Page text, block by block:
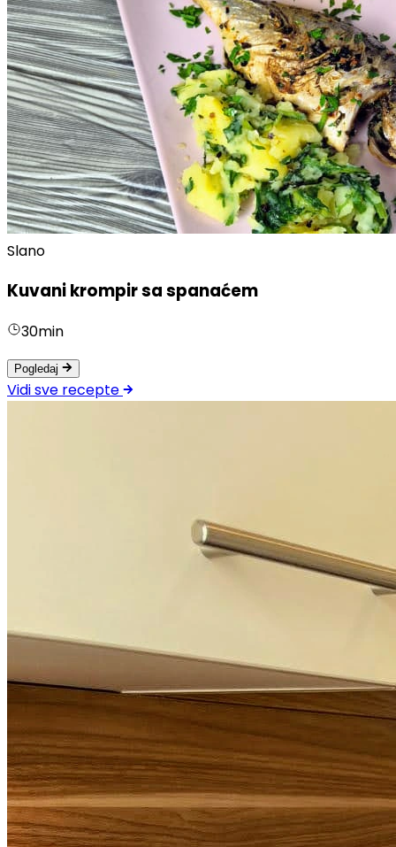
Slano
Kuvani krompir sa spanaćem
30min
Pogledaj
Vidi sve recepte